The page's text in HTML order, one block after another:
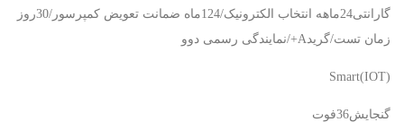
گارانتی24ماهه انتخاب الکترونیک/124ماه ضمانت تعویض کمپرسور/30روز
زمان تست/گریدA+/نمایندگی رسمی دوو
(IOT)Smart
گنجایش36فوت